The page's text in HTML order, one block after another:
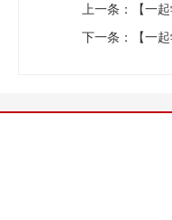
上一条： 【一
下一条：
【一